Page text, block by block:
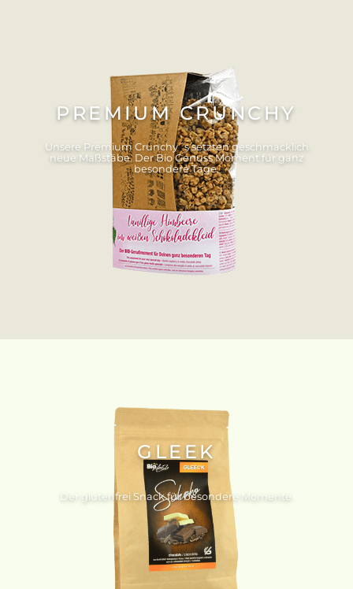
PREMIUM CRUNCHY
Unsere Premium Crunchy´s setzten geschmacklich
neue Maßstäbe. Der Bio Genuss Moment für ganz
besondere Tage.
GLEEK
Der glutenfrei Snack für besondere Momente.